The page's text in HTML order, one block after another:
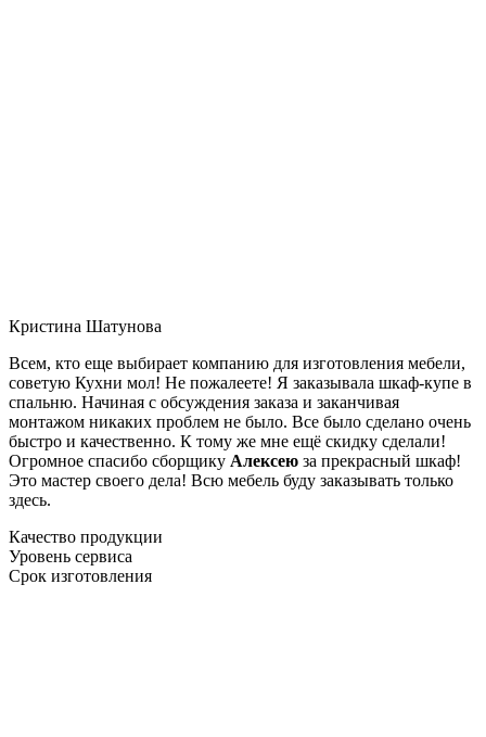
Кристина Шатунова
Всем, кто еще выбирает компанию для изготовления мебели,
советую Кухни мол! Не пожалеете! Я заказывала шкаф-купе в
спальню. Начиная с обсуждения заказа и заканчивая
монтажом никаких проблем не было. Все было сделано очень
быстро и качественно. К тому же мне ещё скидку сделали!
Огромное спасибо сборщику Алексею за прекрасный шкаф!
Это мастер своего дела! Всю мебель буду заказывать только
здесь.
Качество продукции
Уровень сервиса
Срок изготовления